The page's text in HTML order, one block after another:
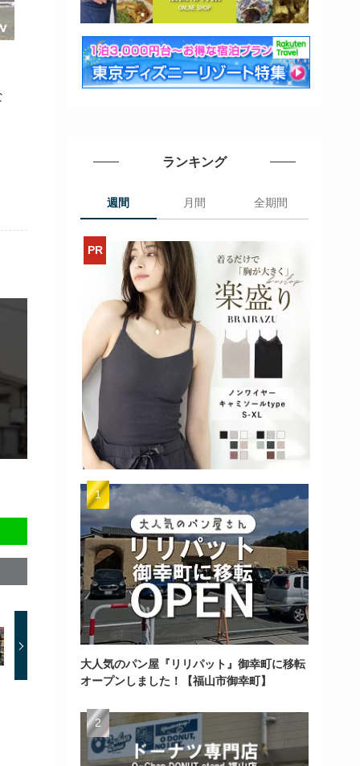
ランキング
週間 月間 全期間
大人気のパン屋『リリパット』御幸町に移転
オープンしました！【福山市御幸町】